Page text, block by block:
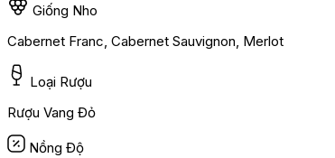
Giống Nho
Cabernet Franc, Cabernet Sauvignon, Merlot
Loại Rượu
Rượu Vang Đỏ
Nồng Độ